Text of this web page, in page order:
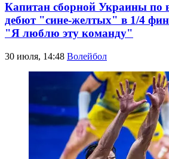
Капитан сборной Украины по
дебют "сине-желтых" в 1/4
"Я люблю эту команду"
30 июля, 14:48 Волейбол